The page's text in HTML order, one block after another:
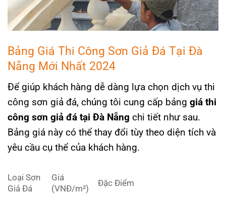
Bảng Giá Thi Công Sơn Giả Đá Tại Đà
Nẵng Mới Nhất 2024
Để giúp khách hàng dễ dàng lựa chọn dịch vụ thi
công sơn giả đá, chúng tôi cung cấp bảng giá thi
công sơn giả đá tại Đà Nẵng chi tiết như sau.
Bảng giá này có thể thay đổi tùy theo diện tích và
yêu cầu cụ thể của khách hàng.
Loại Sơn
Giả Đá
Giá
(VNĐ/m²)
Đặc Điểm